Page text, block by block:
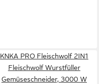
KNKA PRO Fleischwolf 2IN1
Fleischwolf Wurstfüller
Gemüseschneider, 3000 W